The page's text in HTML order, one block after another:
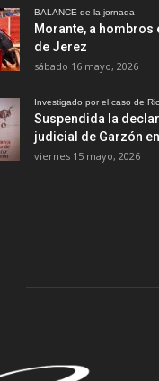
BALANCE de la jornada
Morante, a hombros
de Jerez
sábado 16 mayo, 2026
Investigado por el caso de
Suspendida la
judicial de Garzón
viernes 15 mayo, 2026